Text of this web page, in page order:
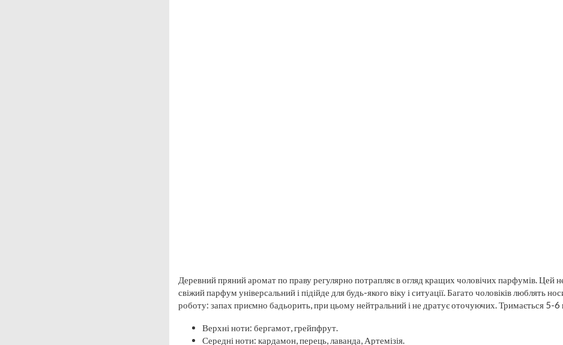
Деревний пряний аромат по праву регулярно потрапляє в огляд кращих чоловічих парфумів. Цей
свіжий парфум універсальний і підійде для будь-якого віку і ситуації. Багато чоловіків люблять
роботу: запах приємно бадьорить, при цьому нейтральний і не дратує оточуючих. Тримається 5-6
Верхні ноти: бергамот, грейпфрут.
Середні ноти: кардамон, перець, лаванда, Артемізія.